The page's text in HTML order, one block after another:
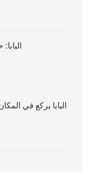
البابا يركع في